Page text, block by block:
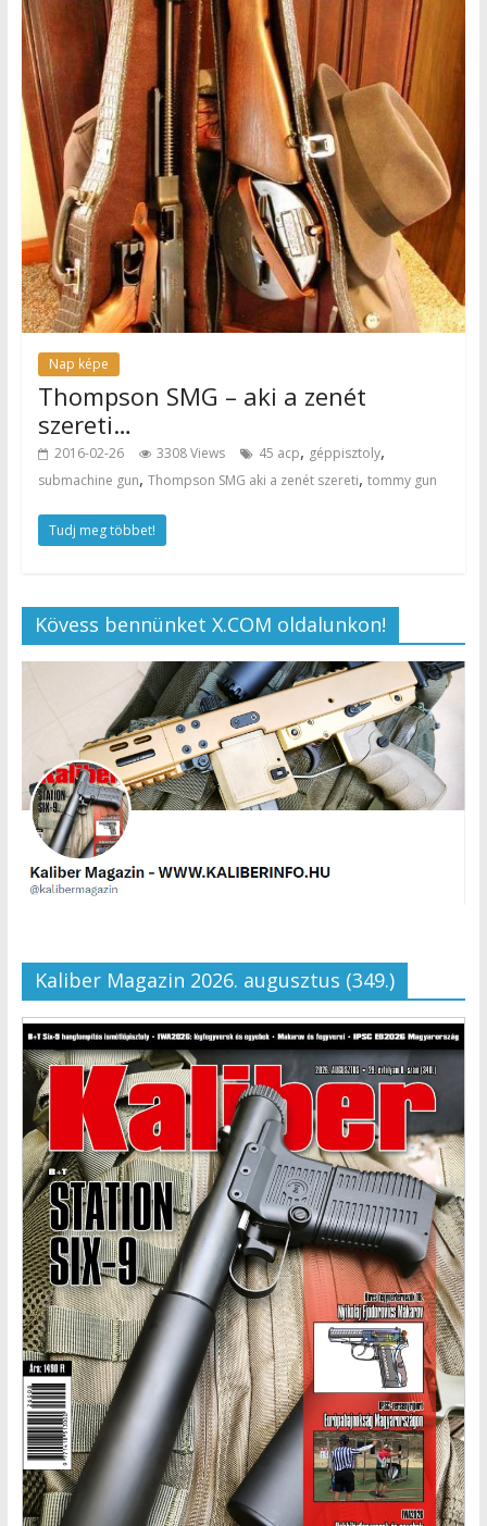
Nap képe
Thompson SMG – aki a zenét
szereti…
2016-02-26 3308 Views 45 acp, géppisztoly,
submachine gun, Thompson SMG aki a zenét szereti, tommy gun
Tudj meg többet!
Kövess bennünket X.COM oldalunkon!
Kaliber Magazin 2026. augusztus (349.)